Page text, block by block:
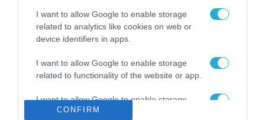
I want to allow Google to enable storage
related to analytics like cookies on web or
device identifiers in apps.
I want to allow Google to enable storage
related to functionality of the website or app.
I want to allow Google to enable storage
related to personalization.
CONFIRM
Τεχνητή Νοημοσύνη
δεν είναι απλώς μια
νέα τεχνολογία, είναι
επανάσταση»
31.07.2026
Νέος οδηγός του ΕΚΤ
για τη χρηματοδότηση
των ελληνικών
επιχειρήσεων στον
χώρο της άμυνας